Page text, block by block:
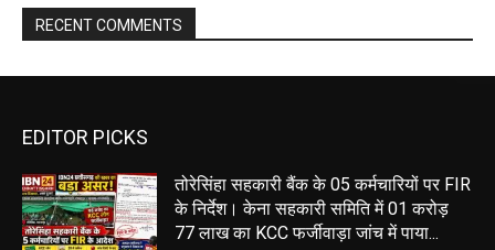
RECENT COMMENTS
EDITOR PICKS
तोरेसिंहा सहकारी बैंक के 05 कर्मचारियों पर FIR
के निर्देश। केना सहकारी समिति में 01 करोड़
77 लाख का KCC फर्जीवाड़ा जांच में पाया...